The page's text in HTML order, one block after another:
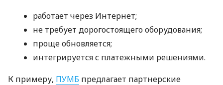
работает через Интернет;
не требует дорогостоящего оборудования;
проще обновляется;
интегрируется с платежными решениями.
К примеру, ПУМБ предлагает партнерские